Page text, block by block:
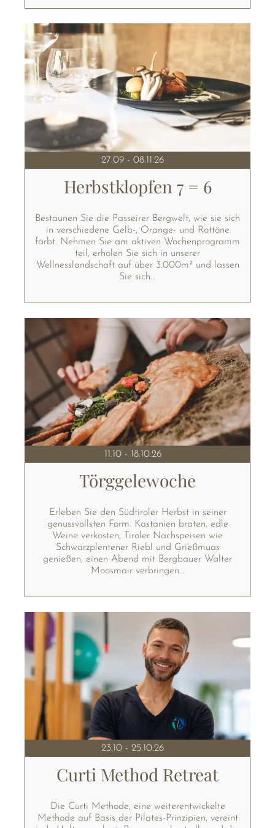
27.09 - 08.11.26
Herbstklopfen 7 = 6
Bestaunen Sie die Passeirer Bergwelt, wie sie sich
in verschiedene Gelb-, Orange- und Rottöne
färbt. Nehmen Sie am aktiven Wochenprogramm
teil, erholen Sie sich in unserer
Wellnesslandschaft auf über 3.000m² und lassen
Sie sich...
11.10 - 18.10.26
Törggelewoche
Erleben Sie den Südtiroler Herbst in seiner
genussvollsten Form. Kastanien braten, edle
Weine verkosten, Tiroler Nachspeisen wie
Schwarzplentener Riebl und Grießmuas
genießen, einen Abend mit Bergbauer Walter
Moosmair verbringen...
23.10 - 25.10.26
Curti Method Retreat
Die Curti Methode, eine weiterentwickelte
Methode auf Basis der Pilates-Prinzipien, vereint